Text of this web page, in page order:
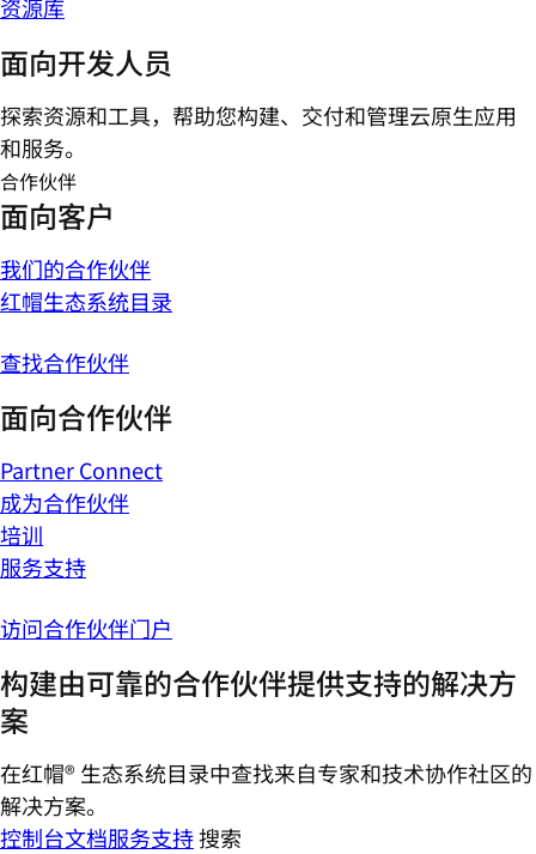
资源库
面向开发人员
探索资源和工具，帮助您构建、交付和管理云原生应用
和服务。
合作伙伴
面向客户
我们的合作伙伴
红帽生态系统目录
查找合作伙伴
面向合作伙伴
Partner Connect
成为合作伙伴
培训
服务支持
访问合作伙伴门户
构建由可靠的合作伙伴提供支持的解决方
案
在红帽® 生态系统目录中查找来自专家和技术协作社区的
解决方案。
控制台文档服务支持搜索